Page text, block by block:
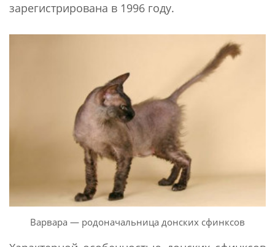
зарегистрирована в 1996 году.
Варвара — родоначальница донских сфинксов